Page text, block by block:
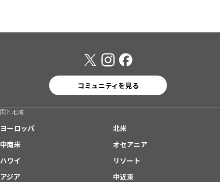
コミュニティを見る
国と地域
ヨーロッパ
北米
中南米
オセアニア
ハワイ
リゾート
アジア
中近東